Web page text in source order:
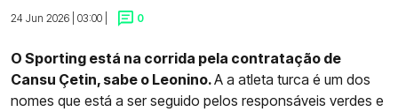
24 Jun 2026 | 03:00 |
0
O Sporting está na corrida pela contratação de
Cansu Çetin, sabe o Leonino.A a atleta turca é um dos
nomes que está a ser seguido pelos responsáveis verdes e